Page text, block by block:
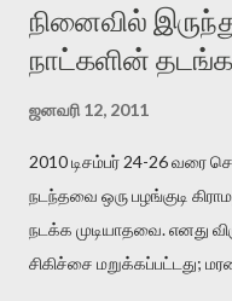
நினைவில்
நாட்களின்
ஜனவரி 12, 2011
2010 டிசம்பர் 24-26 வரை
நடந்தவை ஒரு பழங்குடி
நடக்க முடியாதவை. எனது
சிகிச்சை மறுக்கப்பட்டது;